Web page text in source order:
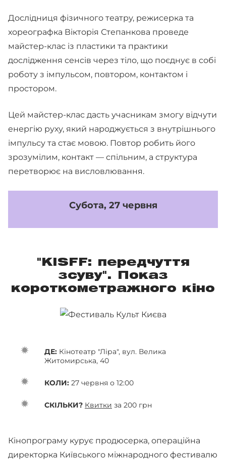
Дослідниця фізичного театру, режисерка та
хореографка Вікторія Степанкова проведе
майстер-клас із пластики та практики
дослідження сенсів через тіло, що поєднує в собі
роботу з імпульсом, повтором, контактом і
простором.
Цей майстер-клас дасть учасникам змогу відчути
енергію руху, який народжується з внутрішнього
імпульсу та стає мовою. Повтор робить його
зрозумілим, контакт — спільним, а структура
перетворює на висловлювання.
Субота, 27 червня
"KISFF: передчуття
зсуву". Показ
короткометражного кіно
ДЕ: Кінотеатр "Ліра", вул. Велика
Житомирська, 40
КОЛИ: 27 червня о 12:00
СКІЛЬКИ? Квитки за 200 грн
Кінопрограму курує продюсерка, операційна
директорка Київського міжнародного фестивалю